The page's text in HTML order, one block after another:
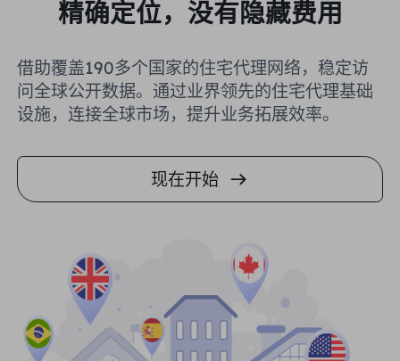
精确定位，没有隐藏费用
借助覆盖190多个国家的住宅代理网络，稳定访
问全球公开数据。通过业界领先的住宅代理基础
设施，连接全球市场，提升业务拓展效率。
现在开始